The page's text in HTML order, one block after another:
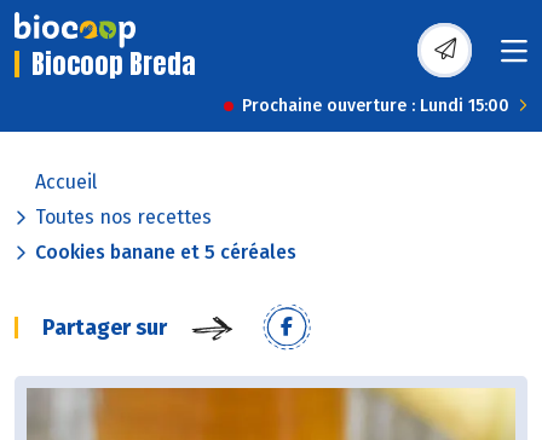
Biocoop Breda
Prochaine ouverture : Lundi 15:00
Accueil
Toutes nos recettes
Cookies banane et 5 céréales
Partager sur